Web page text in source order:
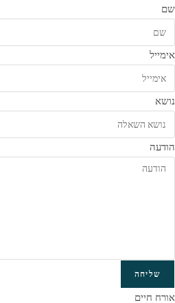
שם
אימייל
נושא
הודעה
שליחה
אורח חיים